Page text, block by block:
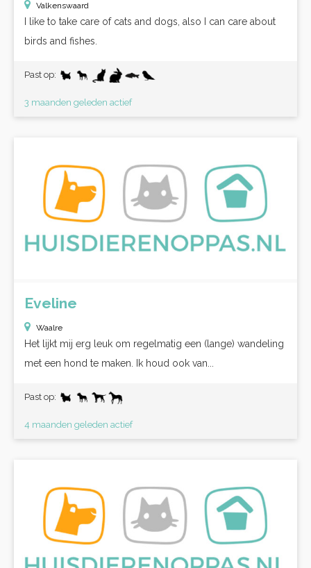
Valkenswaard
I like to take care of cats and dogs, also I can care about
birds and fishes.
Past op:
3 maanden geleden actief
Eveline
Waalre
Het lijkt mij erg leuk om regelmatig een (lange) wandeling
met een hond te maken. Ik houd ook van...
Past op:
4 maanden geleden actief